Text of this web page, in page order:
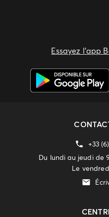
Essayez l'app
+33
Du lundi au jeudi de
Le